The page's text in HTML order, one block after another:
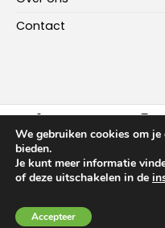
Contact
FACEBOOK
HOME NIEUWS
We gebruiken cookies om
bieden.
Je kunt meer informatie
of deze uitschakelen in de
Accepteer